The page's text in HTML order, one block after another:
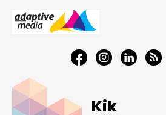
Kik